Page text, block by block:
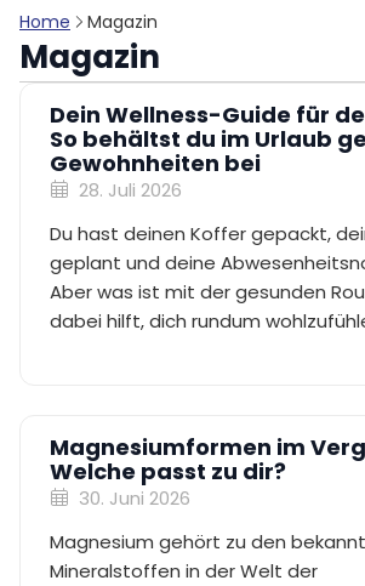
Home Magazin
Magazin
Dein Wellness-Guide für
So behältst du im Urlaub
Gewohnheiten bei
28. Juli 2026
Du hast deinen Koffer gepackt,
geplant und deine
Aber was ist mit der gesunden
dabei hilft, dich rundum
Magnesiumformen im
Welche passt zu dir?
30. Juni 2026
Magnesium gehört zu den
Mineralstoffen in der Welt der